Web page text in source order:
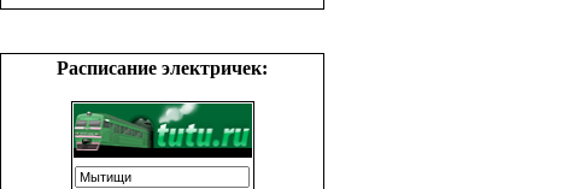
Расписание электричек: